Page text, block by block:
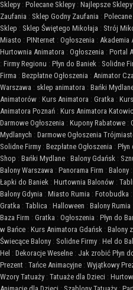
Sklepy : Polecane Sklepy : Najlepsze Sklepy
Zaufania : Sklep Godny Zaufania :
Sklep : Sklep Świętego Mikołaja : Strój
Miasto : PINternet : Ogłoszenia : Akademia
Hurtownia Animatora : Ogłoszenia : Portal
: Firmy Regionu : Płyn do Baniek : Solidne
Firma : Bezpłatne Ogłoszenia : Animator
Warszawa : sklep animatora : Bańki
Animatorów : Kurs Animatora : Gratka :
Animatora Poznań : Kurs Animatora
Darmowe Ogłoszenia : Kupony Rabatowe :
Mydlanych : Darmowe Ogłoszenia
Solidne Firmy : Bezpłatne Ogłoszenia :
Shop : Bańki Mydlane : Balony Gdańsk :
Balony Warszawa : Panorama Firm : Balony :
Łapki do Baniek : Hurtownia Balonów :
Balony Gdynia : Miasto Rumia : Fotobudka :
Gratka : Tablica : Halloween : Balony Rumia
Baza Firm : Gratka : Ogłoszenia : Płyn do
w Bańce : Kurs Animatora Gdańsk : Balony
Świecące Balony : Solidne Firmy : Hel do
Hel : Dekoracje Weselne : Jak zrobić Płyn
Prezent : Tańce Animacyjne : Wyjątkowy
Wzory Tatuaży : Tatuaże dla Dzieci :